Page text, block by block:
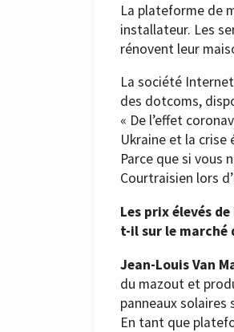
La plateforme de
installateur. Les
rénovent leur
La société
des dotcoms,
« De l’effet
Ukraine et la
Parce que si vous
Courtraisien lors
Les prix élevés
t-il sur le marché
Jean-Louis Van
du mazout et
panneaux
En tant que